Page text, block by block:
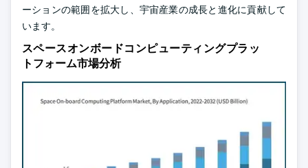
ーションの範囲を拡大し、宇宙産業の成長と進化に貢献して
います。
スペースオンボードコンピューティングプラッ
トフォーム市場分析